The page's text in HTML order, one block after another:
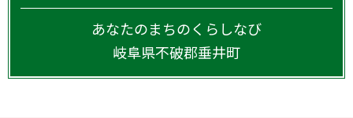
あなたのまちのくらしなび
岐阜県不破郡垂井町